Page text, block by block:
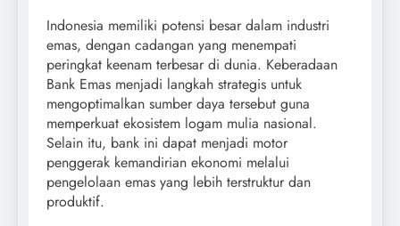
Indonesia memiliki potensi besar dalam industri
emas, dengan cadangan yang menempati
peringkat keenam terbesar di dunia. Keberadaan
Bank Emas menjadi langkah strategis untuk
mengoptimalkan sumber daya tersebut guna
memperkuat ekosistem logam mulia nasional.
Selain itu, bank ini dapat menjadi motor
penggerak kemandirian ekonomi melalui
pengelolaan emas yang lebih terstruktur dan
produktif.